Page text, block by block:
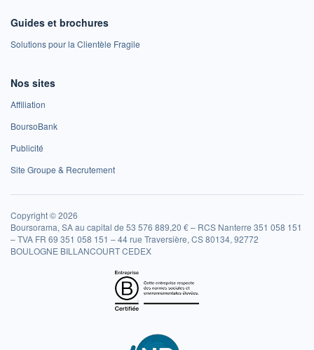
Guides et brochures
Solutions pour la Clientèle Fragile
Nos sites
Affiliation
BoursoBank
Publicité
Site Groupe & Recrutement
Copyright © 2026
Boursorama, SA au capital de 53 576 889,20 € – RCS Nanterre 351 058 151
– TVA FR 69 351 058 151 – 44 rue Traversière, CS 80134, 92772
BOULOGNE BILLANCOURT CEDEX